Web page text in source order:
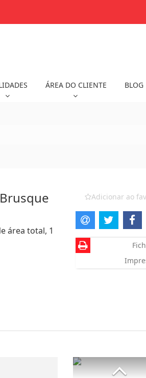
ÁREA DO CLIENTE BLOG
área total, 1
Adicionar ao